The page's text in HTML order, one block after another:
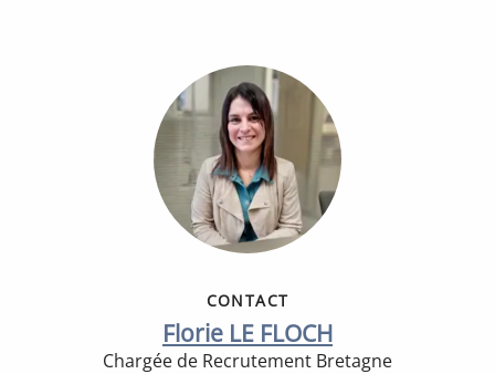
CONTACT
Florie LE FLOCH
Chargée de Recrutement Bretagne